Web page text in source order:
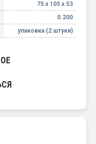
75 х 105 х 53
0.200
упаковка (2 штуки)